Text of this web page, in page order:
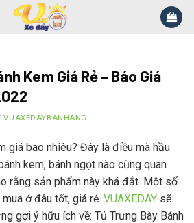
Kem Giá Rẻ – Báo Giá
VUAXEDAYBANHANG
giá bao nhiêu? Đây là điều mà hầu
kem, bánh ngọt nào cũng quan
rằng sản phẩm này khá đắt. Một số
ở đâu tốt, giá rẻ. VUAXEDAY sẽ
gợi ý hữu ích về: Tủ Trưng Bày Bánh